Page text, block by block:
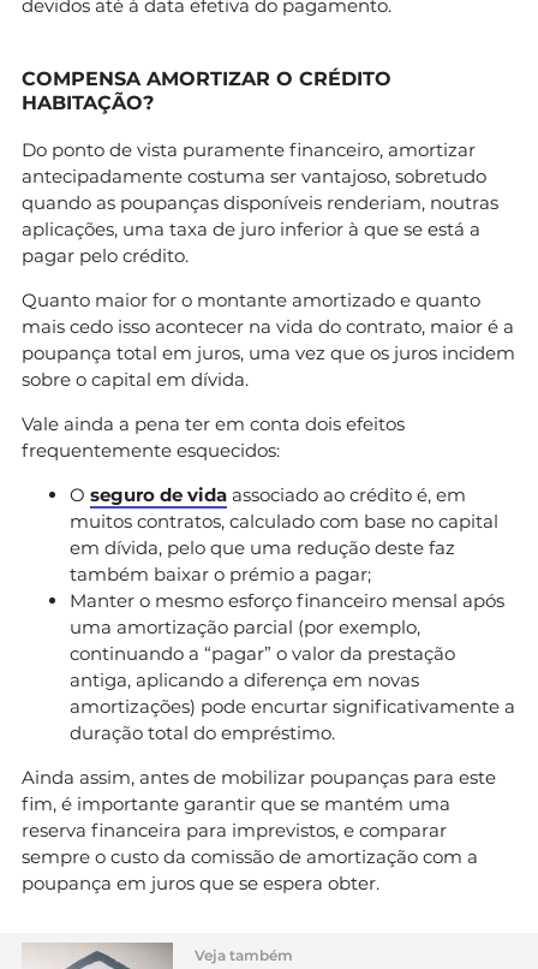
devidos até à data efetiva do pagamento.
COMPENSA AMORTIZAR O CRÉDITO
HABITAÇÃO?
Do ponto de vista puramente financeiro, amortizar
antecipadamente costuma ser vantajoso, sobretudo
quando as poupanças disponíveis renderiam, noutras
aplicações, uma taxa de juro inferior à que se está a
pagar pelo crédito.
Quanto maior for o montante amortizado e quanto
mais cedo isso acontecer na vida do contrato, maior é a
poupança total em juros, uma vez que os juros incidem
sobre o capital em dívida.
Vale ainda a pena ter em conta dois efeitos
frequentemente esquecidos:
O seguro de vida associado ao crédito é, em
muitos contratos, calculado com base no capital
em dívida, pelo que uma redução deste faz
também baixar o prémio a pagar;
Manter o mesmo esforço financeiro mensal após
uma amortização parcial (por exemplo,
continuando a “pagar” o valor da prestação
antiga, aplicando a diferença em novas
amortizações) pode encurtar significativamente a
duração total do empréstimo.
Ainda assim, antes de mobilizar poupanças para este
fim, é importante garantir que se mantém uma
reserva financeira para imprevistos, e comparar
sempre o custo da comissão de amortização com a
poupança em juros que se espera obter.
Veja também